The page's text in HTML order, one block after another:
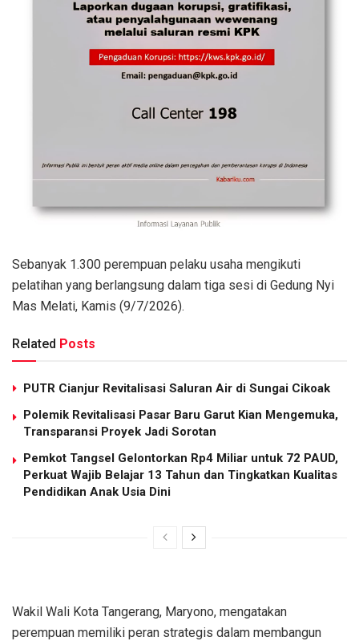
Sebanyak 1.300 perempuan pelaku usaha mengikuti
pelatihan yang berlangsung dalam tiga sesi di Gedung Nyi
Mas Melati, Kamis (9/7/2026).
Related Posts
PUTR Cianjur Revitalisasi Saluran Air di Sungai Cikoak
Polemik Revitalisasi Pasar Baru Garut Kian Mengemuka,
Transparansi Proyek Jadi Sorotan
Pemkot Tangsel Gelontorkan Rp4 Miliar untuk 72 PAUD,
Perkuat Wajib Belajar 13 Tahun dan Tingkatkan Kualitas
Pendidikan Anak Usia Dini
Wakil Wali Kota Tangerang, Maryono, mengatakan
perempuan memiliki peran strategis dalam membangun